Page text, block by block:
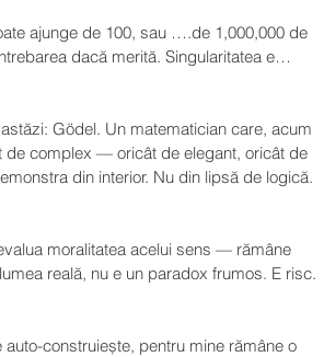
ajunge de 100, sau ….de 1,000,000 de
dacă merită. Singularitatea e…
Gödel. Un matematician care, acum
de complex — oricât de elegant, oricât de
din interior. Nu din lipsă de logică.
moralitatea acelui sens — rămâne
reală, nu e un paradox frumos. E risc.
construiește, pentru mine rămâne o